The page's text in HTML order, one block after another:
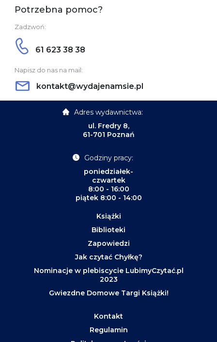
Potrzebna pomoc?
Zadzwoń:
61 623 38 38
Napisz do nas na mail:
kontakt@wydajenamsie.pl
Adres wydawnictwa:
ul. Fredry 8,
61-701 Poznań
Godziny pracy:
poniedziałek-
czwartek
8:00 - 16:00
piątek 8:00 - 14:00
Książki
Biblioteki
Zapowiedzi
Jak czytać Chyłkę?
Nominacje w plebiscycie LubimyCzytać.pl
2023
Gwiezdne Domowe Targi Książki!
Kontakt
Regulamin